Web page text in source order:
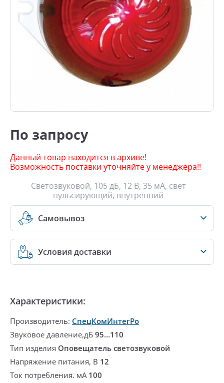
По запросу
Данный товар находится в архиве!
Возможность поставки уточняйте у менеджера!!
Светозвуковой, 105 дБ, 12 В, 35 мА, свет
пульсирующий, внутренний
Самовывоз
Условия доставки
Характеристики:
Производитель: СпецКомИнтегРо
Звуковое давление,дБ 95…110
Тип изделия Оповещатель светозвуковой
Напряжение питания, В 12
Ток потребления. мА 100